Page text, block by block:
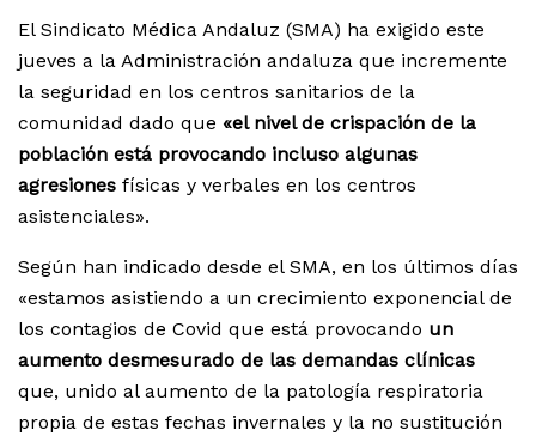
El Sindicato Médica Andaluz (SMA) ha exigido este
jueves a la Administración andaluza que incremente
la seguridad en los centros sanitarios de la
comunidad dado que «el nivel de crispación de la
población está provocando incluso algunas
agresiones físicas y verbales en los centros
asistenciales».
Según han indicado desde el SMA, en los últimos días
«estamos asistiendo a un crecimiento exponencial de
los contagios de Covid que está provocando un
aumento desmesurado de las demandas clínicas
que, unido al aumento de la patología respiratoria
propia de estas fechas invernales y la no sustitución